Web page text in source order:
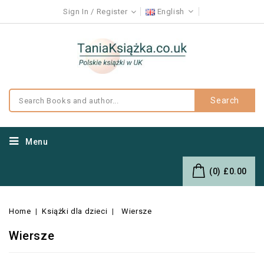
Sign In Register English
Search
Menu
(0) £0.00
Home Książki dla dzieci Wiersze
Wiersze